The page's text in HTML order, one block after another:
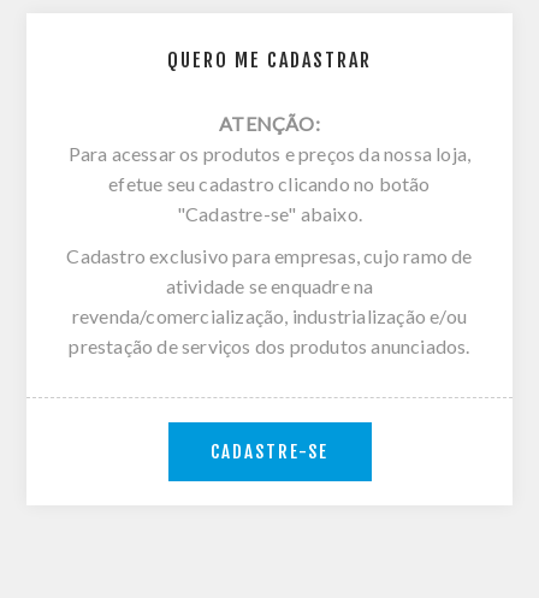
QUERO ME CADASTRAR
ATENÇÃO:
Para acessar os produtos e preços da nossa loja,
efetue seu cadastro clicando no botão
"Cadastre-se" abaixo.
Cadastro exclusivo para empresas, cujo ramo de
atividade se enquadre na
revenda/comercialização, industrialização e/ou
prestação de serviços dos produtos anunciados.
CADASTRE-SE